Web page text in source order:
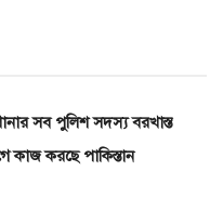
সব পুলিশ সদস্য বরখাস্ত
কাজ করছে পাকিস্তান